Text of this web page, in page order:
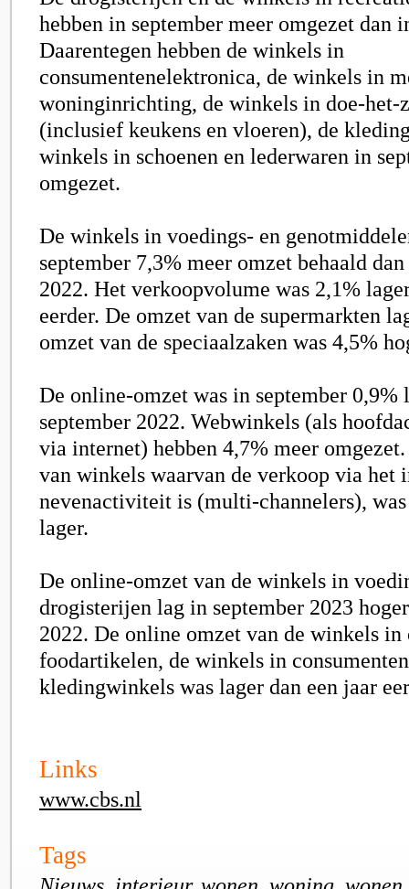
hebben in september meer omgezet dan
Daarentegen hebben de winkels in
consumentenelektronica, de winkels in
woninginrichting, de winkels in doe-het-
(inclusief keukens en vloeren), de
winkels in schoenen en lederwaren in
omgezet.
De winkels in voedings- en
september 7,3% meer omzet behaald
2022. Het verkoopvolume was 2,1%
eerder. De omzet van de supermarkten
omzet van de speciaalzaken was 4,5%
De online-omzet was in september 0,9%
september 2022. Webwinkels (als
via internet) hebben 4,7% meer
van winkels waarvan de verkoop via het
nevenactiviteit is (multi-channelers),
lager.
De online-omzet van de winkels in
drogisterijen lag in september 2023
2022. De online omzet van de winkels in
foodartikelen, de winkels in
kledingwinkels was lager dan een jaar
Links
www.cbs.nl
Tags